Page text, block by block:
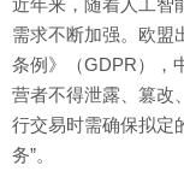
近年来，随着人工智
需求不断加强。欧盟
条例》（GDPR），
营者不得泄露、篡改
行交易时需确保拟定
务”。